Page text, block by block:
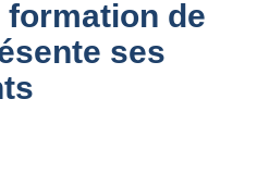
formation de
ses